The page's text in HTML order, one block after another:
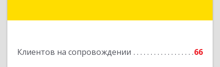
Клиентов на сопровождении 66
Подробнее